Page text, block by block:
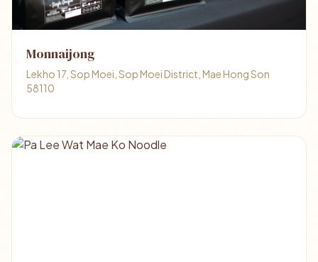
Monnaijong
Lekho 17, Sop Moei, Sop Moei District, Mae Hong Son
58110